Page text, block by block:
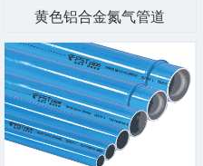
黄色铝合金氮气管道